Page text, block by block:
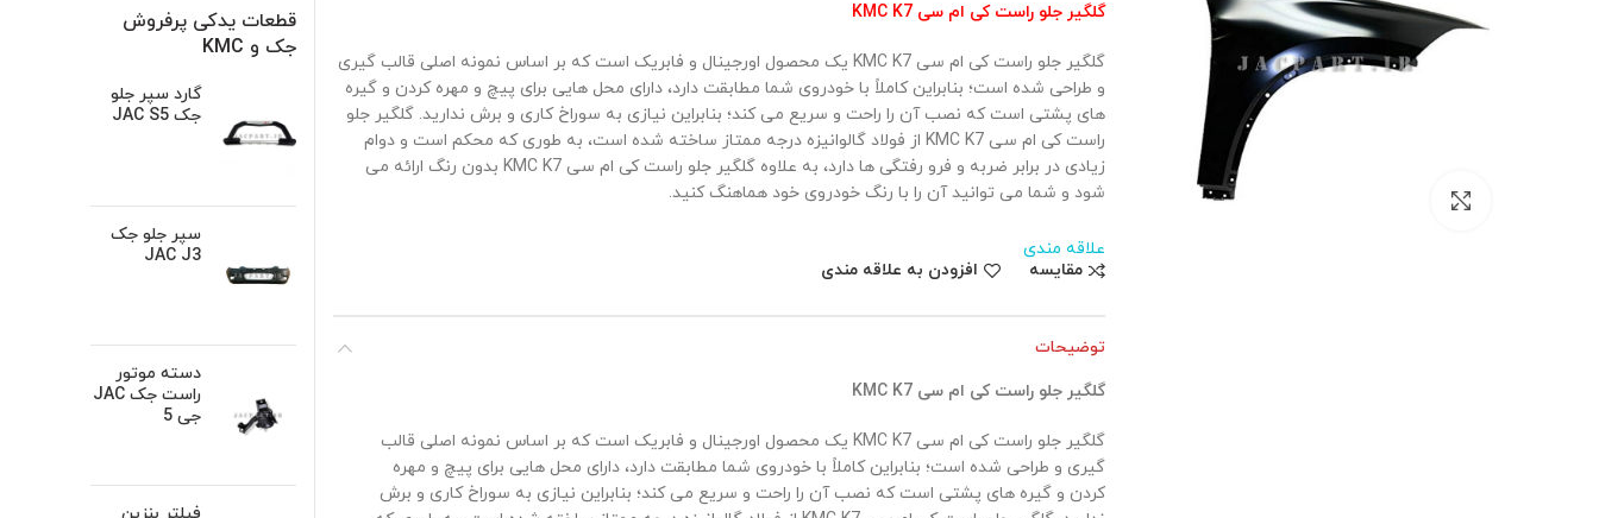
گلگیر جلو راست کی ام سی KMC K7
گلگیر جلو راست کی ام سی KMC K7 یک محصول اورجینال و فابریک است که بر اساس نمونه اصلی قالب گیری
و طراحی شده است؛ بنابراین کاملاً با خودروی شما مطابقت دارد، دارای محل هایی برای پیچ و مهره کردن و گیره
های پشتی است که نصب آن را راحت و سریع می کند؛ بنابراین نیازی به سوراخ کاری و برش ندارید. گلگیر جلو
راست کی ام سی KMC K7 از فولاد گالوانیزه درجه ممتاز ساخته شده است، به طوری که محکم است و دوام
زیادی در برابر ضربه و فرو رفتگی ها دارد، به علاوه گلگیر جلو راست کی ام سی KMC K7 بدون رنگ ارائه می
شود و شما می توانید آن را با رنگ خودروی خود هماهنگ کنید.
علاقه مندی
مقایسه
افزودن به علاقه مندی
توضیحات
گلگیر جلو راست کی ام سی KMC K7
گلگیر جلو راست کی ام سی KMC K7 یک محصول اورجینال و فابریک است که بر اساس نمونه اصلی قالب
گیری و طراحی شده است؛ بنابراین کاملاً با خودروی شما مطابقت دارد، دارای محل هایی برای پیچ و مهره
کردن و گیره های پشتی است که نصب آن را راحت و سریع می کند؛ بنابراین نیازی به سوراخ کاری و برش
قطعات یدکی پرفروش
جک و KMC
گارد سپر جلو
جک JAC S5
سپر جلو جک
JAC J3
دسته موتور
راست جک JAC
جی 5